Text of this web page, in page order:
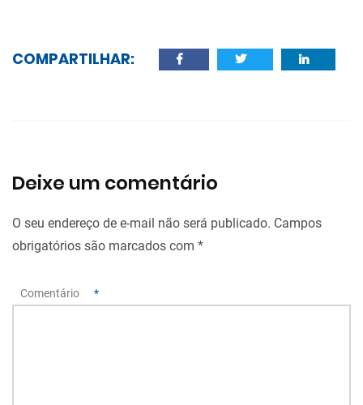
COMPARTILHAR:
Deixe um comentário
O seu endereço de e-mail não será publicado. Campos
obrigatórios são marcados com *
Comentário *